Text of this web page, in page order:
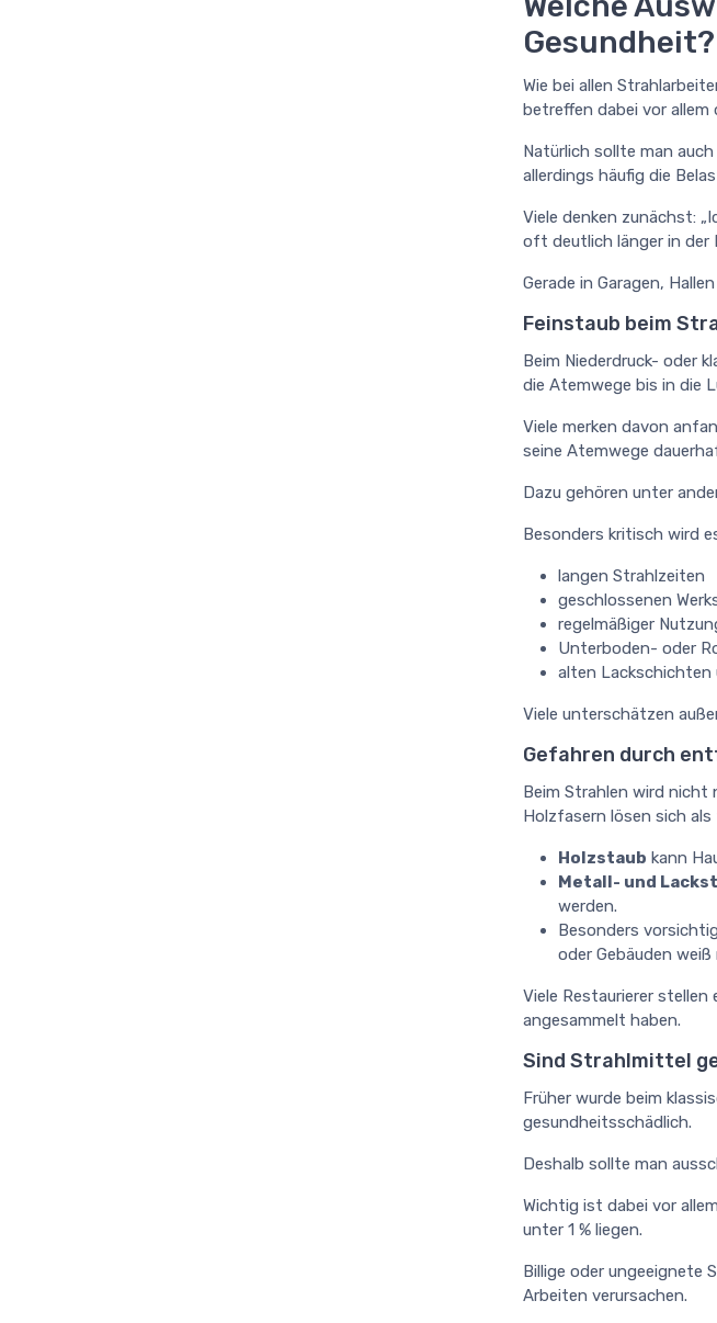
Gesundheit?
Wie bei allen
betreffen dabei vor allem
Natürlich sollte man
allerdings häufig die
Viele denken zunächst:
oft deutlich länger in der
Gerade in Garagen,
Feinstaub beim
Beim Niederdruck- oder
die Atemwege bis in die
Viele merken davon
seine Atemwege
Dazu gehören unter
Besonders kritisch wird
langen Strahlzeiten
geschlossenen
regelmäßiger
Unterboden- oder
alten Lackschichten
Viele unterschätzen
Gefahren durch
Beim Strahlen wird
Holzfasern lösen sich als
Holzstaub kann
Metall- und
werden.
Besonders
oder Gebäuden
Viele Restaurierer
angesammelt haben.
Sind Strahlmittel
Früher wurde beim
gesundheitsschädlich.
Deshalb sollte man
Wichtig ist dabei vor
unter 1 % liegen.
Billige oder ungeeignete
Arbeiten verursachen.